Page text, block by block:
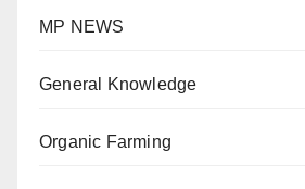
MP NEWS
General Knowledge
Organic Farming